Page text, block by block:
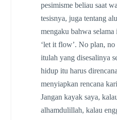
pesimisme beliau saat
tesisnya, juga tentang
mengaku bahwa
‘let it flow’. No plan,
itulah yang disesalinya
hidup itu harus
menyiapkan rencana
Jangan kayak saya,
alhamdulillah, kalau